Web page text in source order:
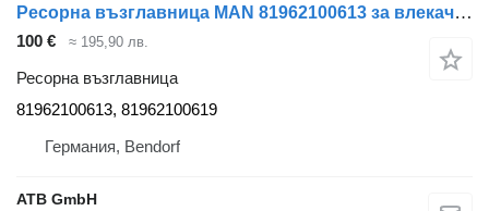
Ресорна възглавница MAN 81962100613 за влекач MAN TGX Euro 6
100 € ≈ 195,90 лв.
Ресорна възглавница
81962100613, 81962100619
Германия, Bendorf
ATB GmbH